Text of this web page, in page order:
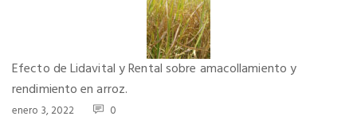
Efecto de Lidavital y Rental sobre amacollamiento y
rendimiento en arroz.
enero 3, 2022 0